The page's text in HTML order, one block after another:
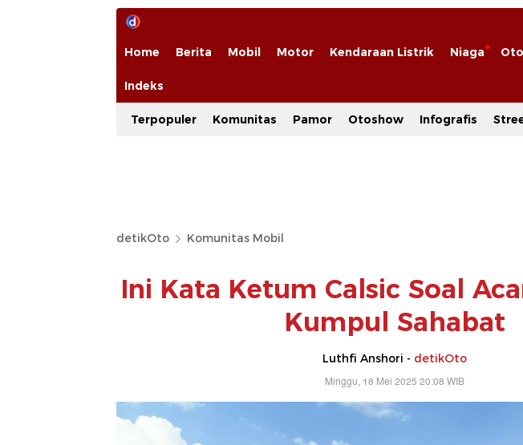
Home Berita Mobil Motor Kendaraan Listrik Niaga
Indeks
Terpopuler Komunitas Pamor Otoshow Infografis
detikOto Komunitas Mobil
Ini Kata Ketum Calsic Soal
Kumpul Sahabat
Luthfi Anshori - detikOto
Minggu, 18 Mei 2025 20:08 WIB